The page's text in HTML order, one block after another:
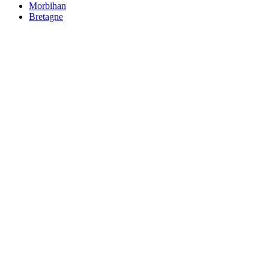
Morbihan
Bretagne